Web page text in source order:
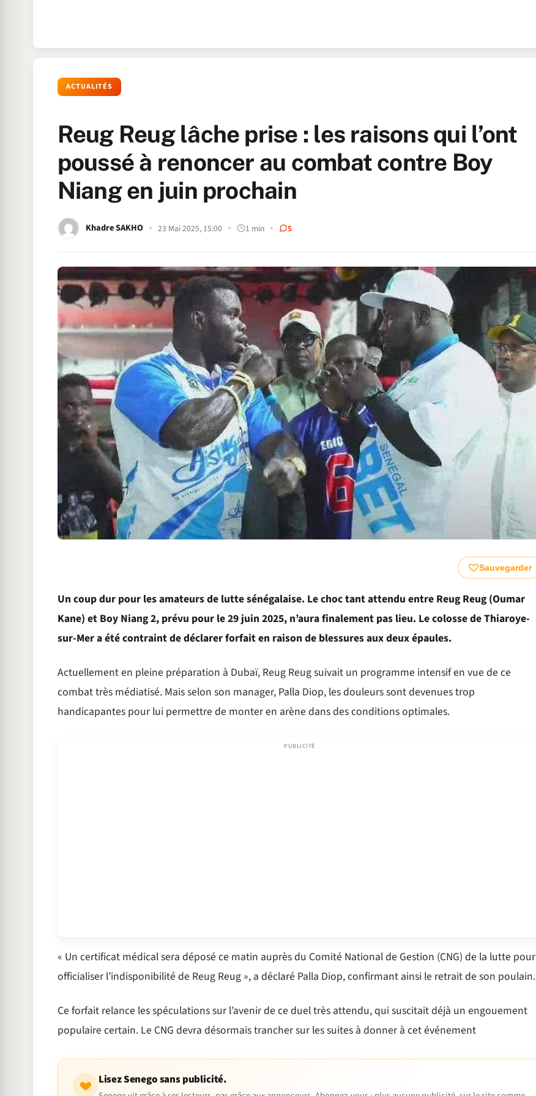
ACTUALITÉS
Reug Reug lâche prise : les raisons qui l’ont
poussé à renoncer au combat contre Boy
Niang en juin prochain
Khadre SAKHO 23 Mai 2025, 15:00 1 min 5
Sauvegarder
Un coup dur pour les amateurs de lutte sénégalaise. Le choc tant attendu entre Reug Reug (Oumar
Kane) et Boy Niang 2, prévu pour le 29 juin 2025, n’aura finalement pas lieu. Le colosse de Thiaroye-
sur-Mer a été contraint de déclarer forfait en raison de blessures aux deux épaules.
Actuellement en pleine préparation à Dubaï, Reug Reug suivait un programme intensif en vue de ce
combat très médiatisé. Mais selon son manager, Palla Diop, les douleurs sont devenues trop
handicapantes pour lui permettre de monter en arène dans des conditions optimales.
« Un certificat médical sera déposé ce matin auprès du Comité National de Gestion (CNG) de la lutte pour
officialiser l’indisponibilité de Reug Reug », a déclaré Palla Diop, confirmant ainsi le retrait de son poulain.
Ce forfait relance les spéculations sur l’avenir de ce duel très attendu, qui suscitait déjà un engouement
populaire certain. Le CNG devra désormais trancher sur les suites à donner à cet événement
Lisez Senego sans publicité.